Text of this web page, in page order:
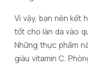
Vì vậy, bạn nên kết
tốt cho làn da vào
Những thực phẩm
giàu vitamin C.